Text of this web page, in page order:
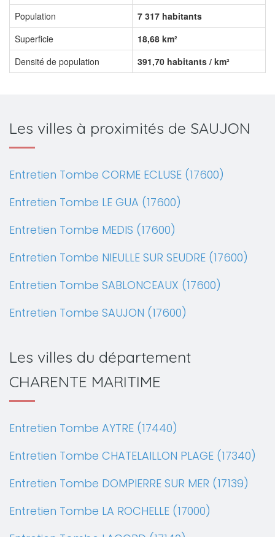
Population
7 317 habitants
Superficie
18,68 km²
Densité de population
391,70 habitants / km²
Les villes à proximités de SAUJON
Entretien Tombe CORME ECLUSE (17600)
Entretien Tombe LE GUA (17600)
Entretien Tombe MEDIS (17600)
Entretien Tombe NIEULLE SUR SEUDRE (17600)
Entretien Tombe SABLONCEAUX (17600)
Entretien Tombe SAUJON (17600)
Les villes du département
CHARENTE MARITIME
Entretien Tombe AYTRE (17440)
Entretien Tombe CHATELAILLON PLAGE (17340)
Entretien Tombe DOMPIERRE SUR MER (17139)
Entretien Tombe LA ROCHELLE (17000)